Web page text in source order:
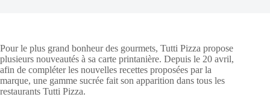
Pour le plus grand bonheur des gourmets, Tutti Pizza propose
plusieurs nouveautés à sa carte printanière. Depuis le 20 avril,
afin de compléter les nouvelles recettes proposées par la
marque, une gamme sucrée fait son apparition dans tous les
restaurants Tutti Pizza.